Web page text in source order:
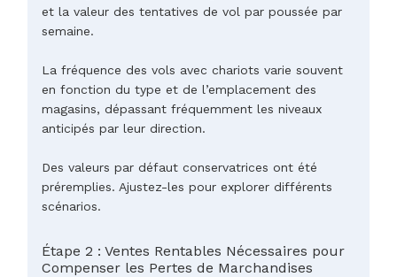
et la valeur des tentatives de vol par poussée par
semaine.
La fréquence des vols avec chariots varie souvent
en fonction du type et de l’emplacement des
magasins, dépassant fréquemment les niveaux
anticipés par leur direction.
Des valeurs par défaut conservatrices ont été
préremplies. Ajustez-les pour explorer différents
scénarios.
Étape 2 : Ventes Rentables Nécessaires pour
Compenser les Pertes de Marchandises